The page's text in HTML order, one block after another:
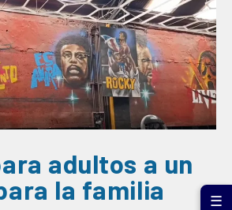
adultos a un
la familia
☰